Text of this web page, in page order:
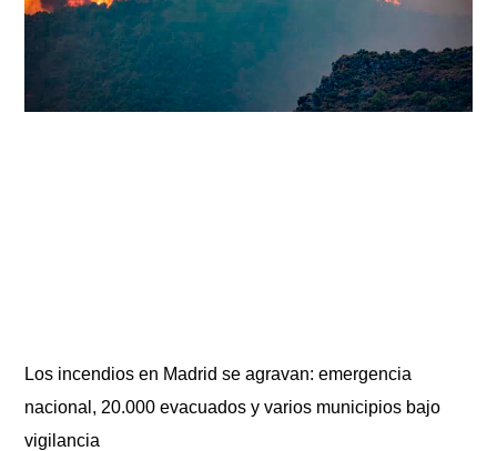
Los incendios en Madrid se agravan: emergencia
nacional, 20.000 evacuados y varios municipios bajo
vigilancia